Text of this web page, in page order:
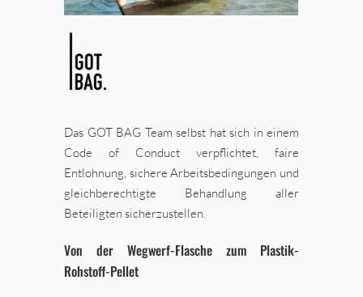
Das GOT BAG Team selbst hat sich in einem
Code of Conduct verpflichtet, faire
Entlohnung, sichere Arbeitsbedingungen und
gleichberechtigte Behandlung aller
Beteiligten sicherzustellen.
Von der Wegwerf-Flasche zum Plastik-
Rohstoff-Pellet